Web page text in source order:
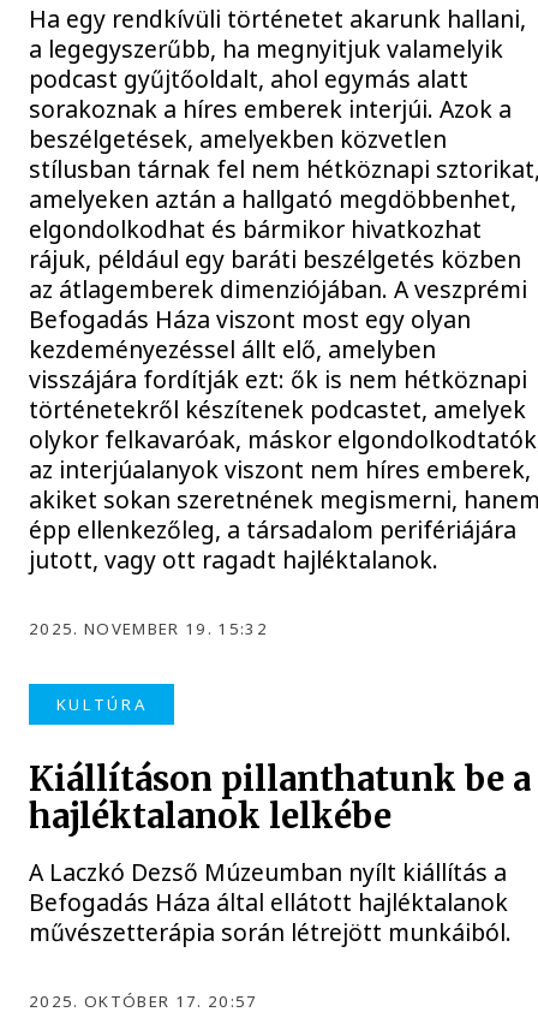
Ha egy rendkívüli történetet akarunk hallani,
a legegyszerűbb, ha megnyitjuk valamelyik
podcast gyűjtőoldalt, ahol egymás alatt
sorakoznak a híres emberek interjúi. Azok a
beszélgetések, amelyekben közvetlen
stílusban tárnak fel nem hétköznapi
amelyeken aztán a hallgató megdöbbenhet,
elgondolkodhat és bármikor hivatkozhat
rájuk, például egy baráti beszélgetés közben
az átlagemberek dimenziójában. A veszprémi
Befogadás Háza viszont most egy olyan
kezdeményezéssel állt elő, amelyben
visszájára fordítják ezt: ők is nem hétköznapi
történetekről készítenek podcastet, amelyek
olykor felkavaróak, máskor
az interjúalanyok viszont nem híres emberek,
akiket sokan szeretnének megismerni,
épp ellenkezőleg, a társadalom perifériájára
jutott, vagy ott ragadt hajléktalanok.
2025. NOVEMBER 19. 15:32
KULTÚRA
Kiállításon pillanthatunk be a
hajléktalanok lelkébe
A Laczkó Dezső Múzeumban nyílt kiállítás a
Befogadás Háza által ellátott hajléktalanok
művészetterápia során létrejött munkáiból.
2025. OKTÓBER 17. 20:57